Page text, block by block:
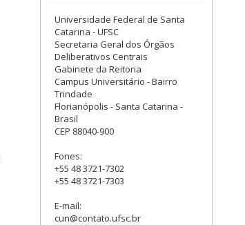
Universidade Federal de Santa
Catarina - UFSC
Secretaria Geral dos Órgãos
Deliberativos Centrais
Gabinete da Reitoria
Campus Universitário - Bairro
Trindade
Florianópolis - Santa Catarina -
Brasil
CEP 88040-900
Fones:
+55 48 3721-7302
+55 48 3721-7303
E-mail:
cun@contato.ufsc.br